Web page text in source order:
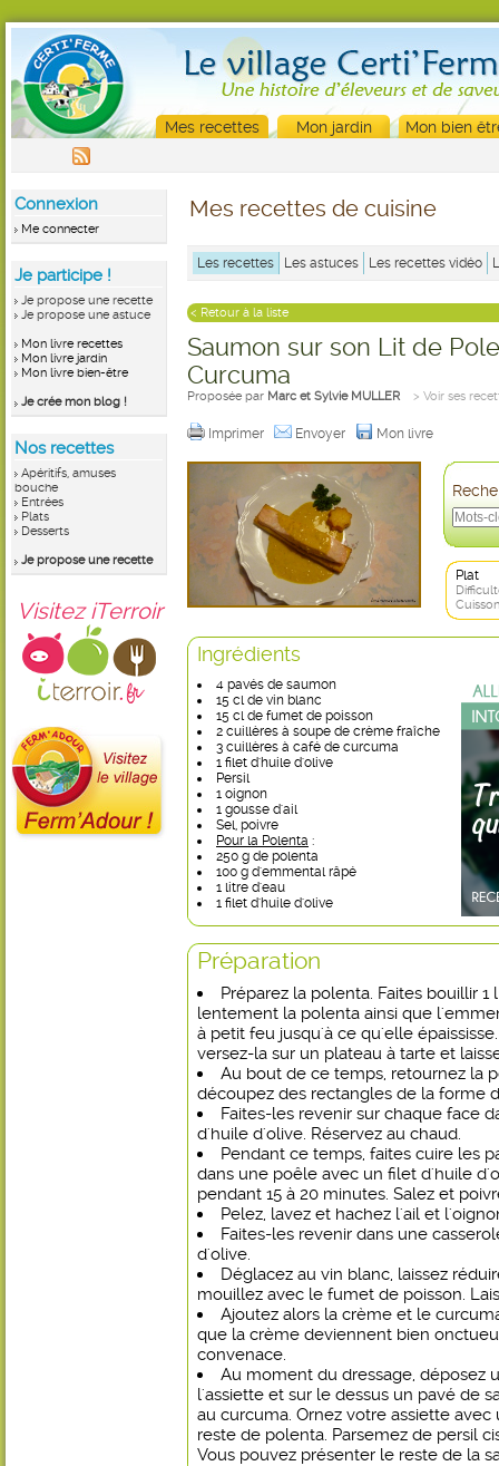
Mes recettes Mon jardin Mon bien
Connexion
Me connecter
Je participe !
Je propose une recette
Je propose une astuce
Mon livre recettes
Mon livre jardin
Mon livre bien-être
Je crée mon blog !
Nos recettes
Apéritifs, amuses
bouche
Entrées
Plats
Desserts
Je propose une recette
Visitez iTerroir
Mes recettes de cuisine
Les recettes Les astuces Les recettes vidéo
< Retour à la liste
Saumon sur son Lit de
Curcuma
Proposée par Marc et Sylvie MULLER > Voir ses
Imprimer Envoyer Mon livre
Plat
Ingrédients
4 pavés de saumon
15 cl de vin blanc
15 cl de fumet de poisson
2 cuillères à soupe de crème fraîche
3 cuillères à café de curcuma
1 filet d'huile d'olive
Persil
1 oignon
1 gousse d'ail
Sel, poivre
Pour la Polenta :
250 g de polenta
100 g d'emmental râpé
1 litre d'eau
1 filet d'huile d'olive
Préparation
Préparez la polenta. Faites bouillir
lentement la polenta ainsi que
à petit feu jusqu'à ce qu'elle
versez-la sur un plateau à tarte et
Au bout de ce temps, retournez la
découpez des rectangles de la forme
Faites-les revenir sur chaque face
d'huile d'olive. Réservez au chaud.
Pendant ce temps, faites cuire les
dans une poêle avec un filet d'huile
pendant 15 à 20 minutes. Salez et
Pelez, lavez et hachez l'ail et
Faites-les revenir dans une
d'olive.
Déglacez au vin blanc, laissez
mouillez avec le fumet de poisson.
Ajoutez alors la crème et le
que la crème deviennent bien
convenace.
Au moment du dressage, déposez
l'assiette et sur le dessus un pavé de
au curcuma. Ornez votre assiette
reste de polenta. Parsemez de persil
Vous pouvez présenter le reste de la